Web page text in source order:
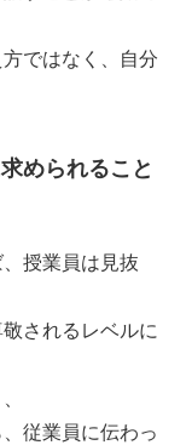
ではなく、自分
められること
授業員は見抜
されるレベルに
従業員に伝わっ